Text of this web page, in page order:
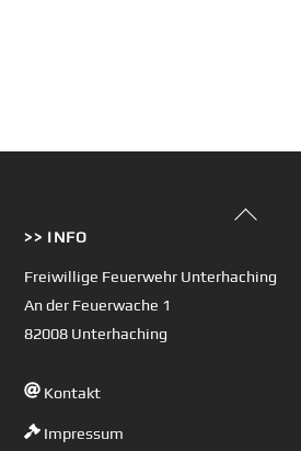
Back
>> INFO
Freiwillige Feuerwehr Unterhaching
An der Feuerwache 1
82008 Unterhaching
Kontakt
Impressum